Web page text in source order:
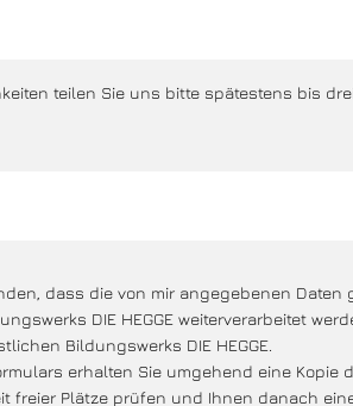
teilen Sie uns bitte spätestens bis
dass die von mir angegebenen Daten
DIE HEGGE weiterverarbeitet
Bildungswerks DIE HEGGE.
erhalten Sie umgehend eine Kopie
freier Plätze prüfen und Ihnen danach